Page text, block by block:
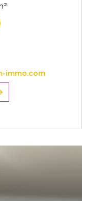
m²
immo.com